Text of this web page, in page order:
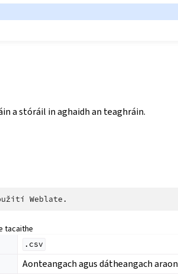
a stóráil in aghaidh an teaghráin.
tacaithe
.csv
Aonteangach agus dátheangach araon